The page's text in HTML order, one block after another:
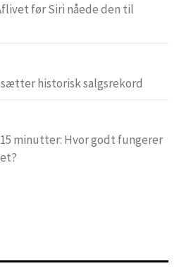
før Siri nåede den til
sætter historisk salgsrekord
minutter: Hvor godt fungerer